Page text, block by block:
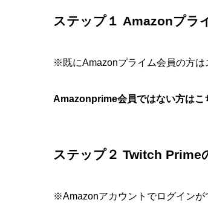
ステップ１ Amazonプラ
※既にAmazonプライム会員の方は
Amazonprime会員ではない方はこ
ステップ２ Twitch Prime
※Amazonアカウントでログインが